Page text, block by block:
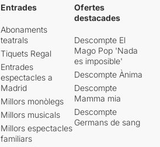
Entrades
Abonaments
teatrals
Tiquets Regal
Entrades
espectacles a
Madrid
Millors monòlegs
Millors musicals
Millors espectacles
familiars
Ofertes
destacades
Descompte El
Mago Pop 'Nada
es imposible'
Descompte Ànima
Descompte
Mamma mia
Descompte
Germans de sang